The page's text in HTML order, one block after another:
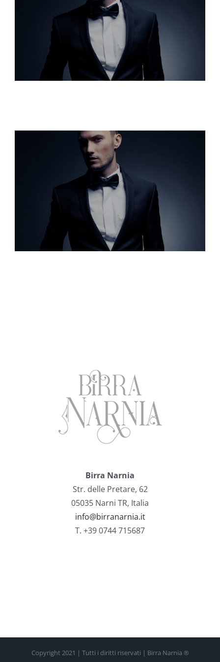
Birra Narnia
Str. delle Pretare, 62
05035 Narni TR, Italia
info@birranarnia.it
T. +39 0744 715687
Copyright 2021 | Tutti i diritti riservati | Birra Narnia ®